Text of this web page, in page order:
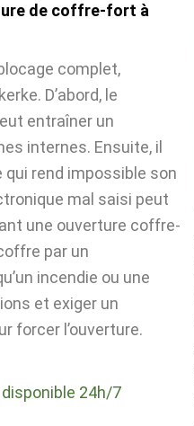
de coffre-fort à
complet,
D’abord, le
entraîner un
internes. Ensuite, il
rend impossible son
mal saisi peut
une ouverture coffre-
par un
incendie ou une
et exiger un
forcer l’ouverture.
24h/7